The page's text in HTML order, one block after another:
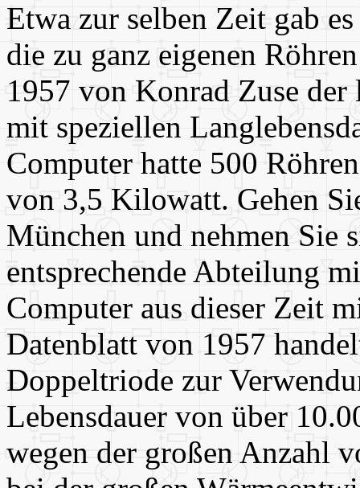
Etwa zur selben Zeit gab
die zu ganz eigenen
1957 von Konrad Zuse
mit speziellen
Computer hatte 500
von 3,5 Kilowatt. Gehen
München und nehmen Sie
entsprechende Abteilung
Computer aus dieser Zeit
Datenblatt von 1957
Doppeltriode zur
Lebensdauer von über
wegen der großen Anzahl